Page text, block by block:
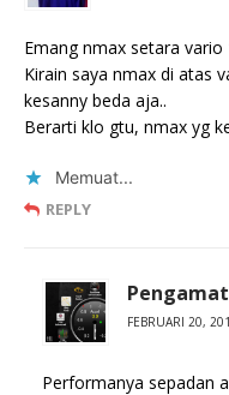
Emang nmax setara vario
Kirain saya nmax di atas
kesanny beda aja..
Berarti klo gtu, nmax yg
Memuat...
REPLY
Pengamat
FEBRUARI 20,
Performanya sepadan